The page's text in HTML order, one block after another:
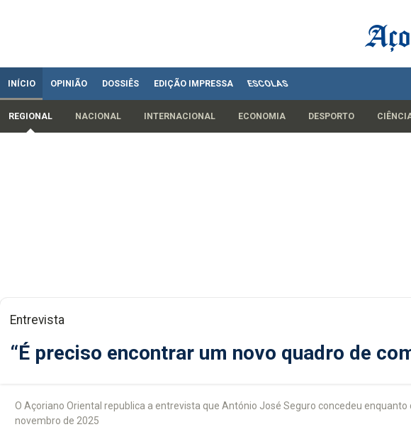
INÍCIO OPINIÃO DOSSIÊS EDIÇÃO IMPRESSA ESCOLAS
REGIONAL NACIONAL INTERNACIONAL ECONOMIA DESPORTO
Entrevista
“É preciso encontrar um novo quadro de
O Açoriano Oriental republica a entrevista que António José Seguro concedeu
novembro de 2025